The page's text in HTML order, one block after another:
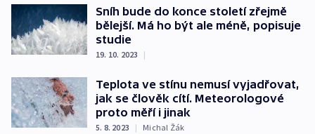
Sníh bude do konce století zřejmě
bělejší. Má ho být ale méně, popisuje
studie
19. 10. 2023 |
Teplota ve stínu nemusí vyjadřovat,
jak se člověk cítí. Meteorologové
proto měří i jinak
5. 8. 2023 | Michal Žák